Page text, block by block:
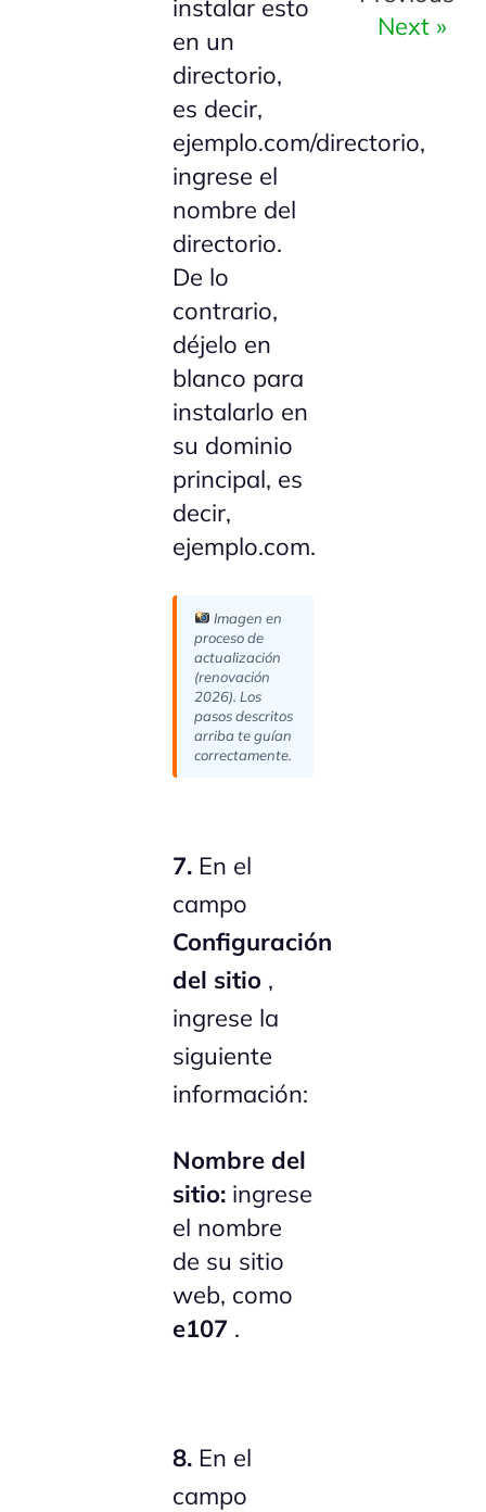
instalar esto
en un
directorio,
es decir,
ejemplo.com/directorio,
ingrese el
nombre del
directorio.
De lo
contrario,
déjelo en
blanco para
instalarlo en
su dominio
principal, es
decir,
ejemplo.com.
Imagen en
proceso de
actualización
(renovación
2026). Los
pasos descritos
arriba te guían
correctamente.
7. En el
campo
Configuración
del sitio ,
ingrese la
siguiente
información:
Nombre del
sitio: ingrese
el nombre
de su sitio
web, como
e107 .
8. En el
campo
Next »